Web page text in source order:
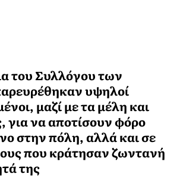
του Συλλόγου των
υψηλοί
μαζί με τα μέλη και
για να αποτίσουν φόρο
στην πόλη, αλλά και σε
που κράτησαν ζωντανή
της